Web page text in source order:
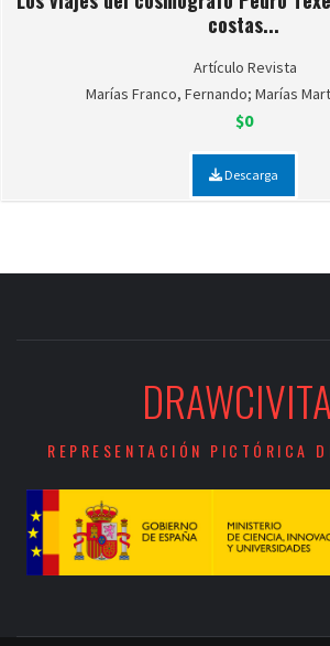
costas...
Artículo Revista
Marías Franco, Fernando; Marías
$0
Descarga
REPRESENTACIÓN PICTÓRICA